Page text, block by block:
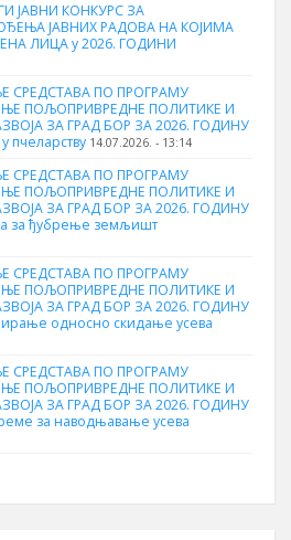
ЈАВНИ КОНКУРС ЗА
ЈАВНИХ РАДОВА НА КОЈИМА
ЛИЦА у 2026. ГОДИНИ
СРЕДСТАВА ПО ПРОГРАМУ
ПОЉОПРИВРЕДНЕ ПОЛИТИКЕ И
ЗА ГРАД БОР ЗА 2026. ГОДИНУ
пчеларству 14.07.2026. - 13:14
СРЕДСТАВА ПО ПРОГРАМУ
ПОЉОПРИВРЕДНЕ ПОЛИТИКЕ И
ЗА ГРАД БОР ЗА 2026. ГОДИНУ
за ђубрење земљишт
СРЕДСТАВА ПО ПРОГРАМУ
ПОЉОПРИВРЕДНЕ ПОЛИТИКЕ И
ЗА ГРАД БОР ЗА 2026. ГОДИНУ
односно скидање усева
СРЕДСТАВА ПО ПРОГРАМУ
ПОЉОПРИВРЕДНЕ ПОЛИТИКЕ И
ЗА ГРАД БОР ЗА 2026. ГОДИНУ
за наводњавање усева